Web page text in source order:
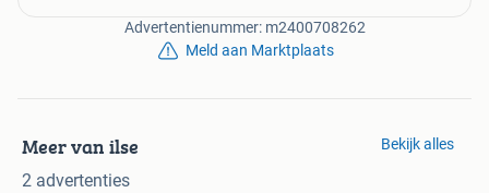
Advertentienummer: m2400708262
Meld aan Marktplaats
Meer van ilse
2 advertenties
Bekijk alles